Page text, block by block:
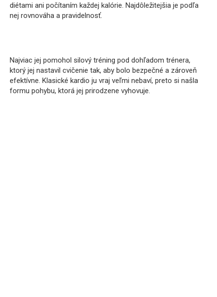
diétami ani počítaním každej kalórie. Najdôležitejšia je podľa
nej rovnováha a pravidelnosť.
Najviac jej pomohol silový tréning pod dohľadom trénera,
ktorý jej nastavil cvičenie tak, aby bolo bezpečné a zároveň
efektívne. Klasické kardio ju vraj veľmi nebaví, preto si našla
formu pohybu, ktorá jej prirodzene vyhovuje.